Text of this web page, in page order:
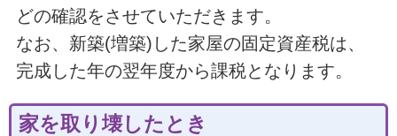
どの確認をさせていただきます。
なお、新築(増築)した家屋の固定資産税は、
完成した年の翌年度から課税となります。
家を取り壊したとき